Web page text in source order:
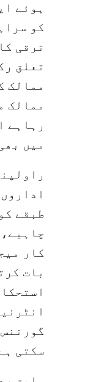
ہوئے
کو
ترقی
تعلق
ممالک
ممالک
رہاہے
میں
طبقے
کار
بات
سکتی